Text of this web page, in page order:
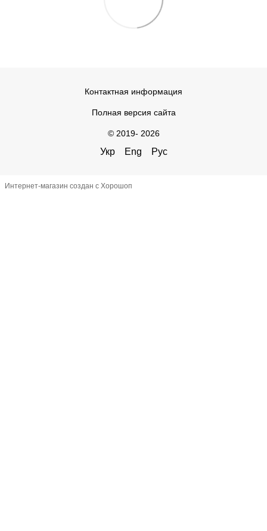
Контактная информация
Полная версия сайта
© 2019- 2026
Укр Eng Рус
Интернет-магазин создан с Хорошоп